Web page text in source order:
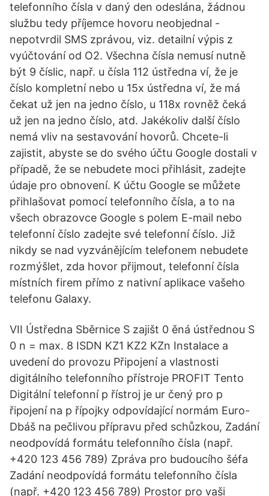
telefonního čísla v daný den odeslána, žádnou
službu tedy příjemce hovoru neobjednal -
nepotvrdil SMS zprávou, viz. detailní výpis z
vyúčtování od O2. Všechna čísla nemusí nutně
být 9 číslic, např. u čísla 112 ústředna ví, že je
číslo kompletní nebo u 15x ústředna ví, že má
čekat už jen na jedno číslo, u 118x rovněž čeká
už jen na jedno číslo, atd. Jakékoliv další číslo
nemá vliv na sestavování hovorů. Chcete-li
zajistit, abyste se do svého účtu Google dostali v
případě, že se nebudete moci přihlásit, zadejte
údaje pro obnovení. K účtu Google se můžete
přihlašovat pomocí telefonního čísla, a to na
všech obrazovce Google s polem E-mail nebo
telefonní číslo zadejte své telefonní číslo. Již
nikdy se nad vyzvánějícím telefonem nebudete
rozmýšlet, zda hovor přijmout, telefonní čísla
místních firem přímo z nativní aplikace vašeho
telefonu Galaxy.
VII Ústředna Sběrnice S zajišt 0 ěná ústřednou S
0 n = max. 8 ISDN KZ1 KZ2 KZn Instalace a
uvedení do provozu Připojení a vlastnosti
digitálního telefonního přístroje PROFIT Tento
Digitální telefonní p řístroj je ur čený pro p
řipojení na p řípojky odpovídající normám Euro-
Dbáš na pečlivou přípravu před schůzkou, Zadání
neodpovídá formátu telefonního čísla (např.
+420 123 456 789) Zpráva pro budoucího šéfa
Zadání neodpovídá formátu telefonního čísla
(např. +420 123 456 789) Prostor pro vaši